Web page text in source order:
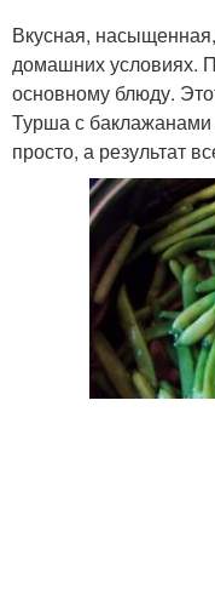
Вкусная,
домашних условиях.
основному блюду.
Турша с баклажанами
просто, а результат